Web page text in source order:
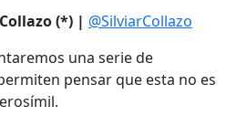
(*) | @SilviarCollazo
una serie de
pensar que esta no es